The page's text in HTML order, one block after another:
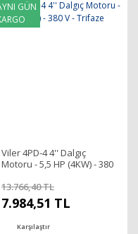
GÜN
Viler 4PD-4 4'' Dalgıç
Motoru - 5,5 HP (4KW) - 380
13.766,40 TL
7.984,51 TL
Karşılaştır